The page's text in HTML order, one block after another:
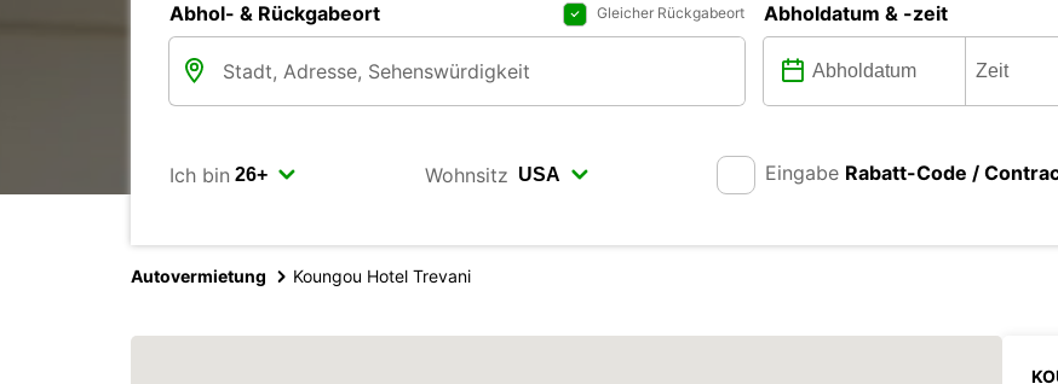
Abhol- & Rückgabeort Gleicher Rückgabeort Abholdatum & -zeit
Ich bin Wohnsitz Eingabe Rabatt-Code /
Autovermietung Koungou Hotel Trevani